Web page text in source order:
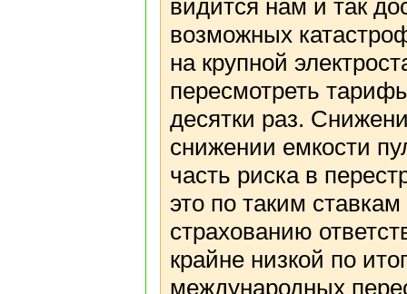
видится нам и так
возможных
на крупной
пересмотреть
десятки раз.
снижении емкости
часть риска в
это по таким
страхованию
крайне низкой по
международных